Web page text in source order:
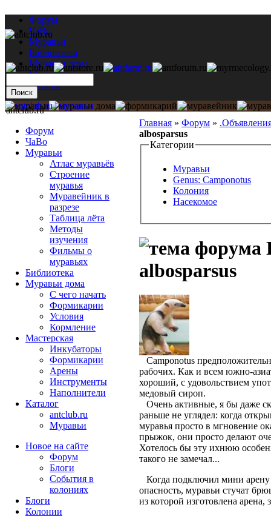
Форум
ЧаВо
Муравьи
Библиотека
Муравьи дома
Мастерская
Каталог
Главная » Форум »
albosparsus
Категории
Муравьи
Genus: Camponotus
Колония
Насекомое
albosparsus
Camponotus
рабочих. Как и всем южно-
хороший, с удовольствием
медовый сироп.
Очень активные, я бы даже
раньше не углядел: когда
муравья просто в мгновение
прыжок, они просто делают
Хотелось бы эту ихнюю
такого не замечал...
Когда подключил мини арену
опасность, муравьи стучат
из которой изготовлена арена,
antclub.ru
Форум
ЧаВо
Муравьи
Атлас муравьёв
Строение
муравья
Муравейник в
разрезе
Таблица лёта
Методы
изучения
Фильмы о
муравьях
Библиотека
Муравьи дома
С чего начать
Формикарии
Условия
Кормление
Мастерская
Инкубаторы
Формикарии
Арены
Инструменты
Наполнители
Каталог
antclub.ru
Муравьи
Новое на сайте
Форум
Блоги
События в
колониях
Блоги
Колонии